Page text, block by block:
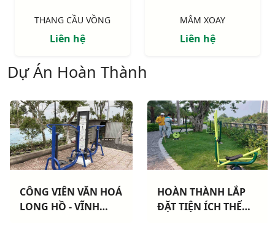
THANG CẦU VỒNG
Liên hệ
MÂM XOAY
Liên hệ
Dự Án Hoàn Thành
HOÀN THÀNH LẮP
ĐẶT TIỆN ÍCH THỂ
HOÀN THÀNH LẮP
ĐẶT THIẾT BỊ THỂ